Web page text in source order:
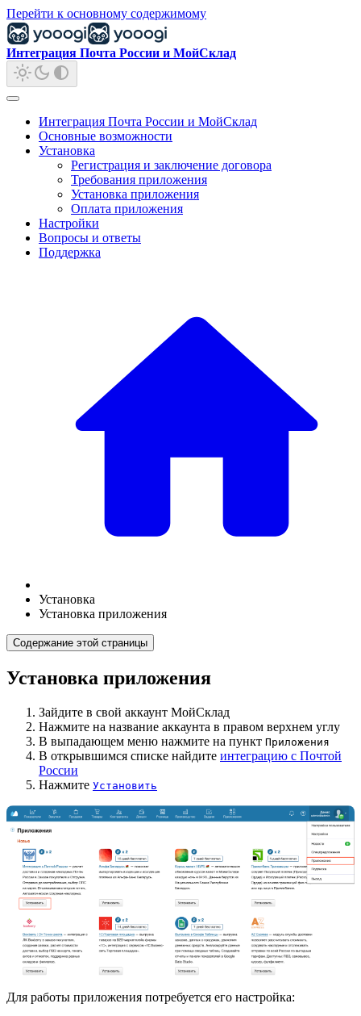
Перейти к основному содержимому
Интеграция Почта России и МойСклад
Интеграция Почта России и МойСклад
Основные возможности
Установка
Регистрация и заключение договора
Требования приложения
Установка приложения
Оплата приложения
Настройки
Вопросы и ответы
Поддержка
Установка
Установка приложения
Содержание этой страницы
Установка приложения
Зайдите в свой аккаунт МойСклад
Нажмите на название аккаунта в правом верхнем углу
В выпадающем меню нажмите на пункт Приложения
В открывшимся списке найдите интеграцию с Почтой
России
Нажмите Установить
Для работы приложения потребуется его настройка: